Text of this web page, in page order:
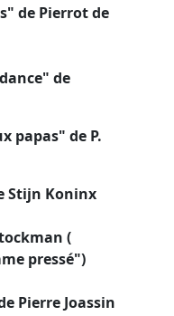
de Pierrot de
de
papas" de P.
Stijn Koninx
(
pressé")
Pierre Joassin